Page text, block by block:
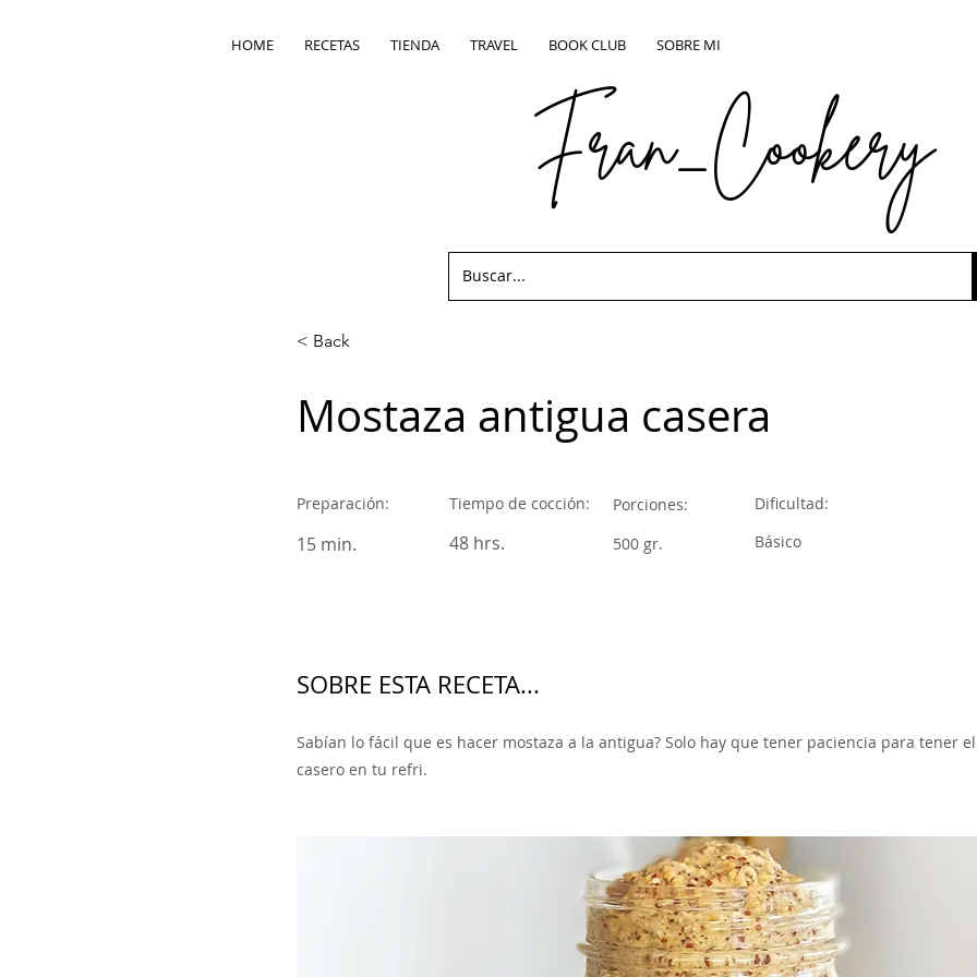
HOME RECETAS TIENDA TRAVEL BOOK CLUB SOBRE MI
Fran_Cookery
< Back
Mostaza antigua casera
Preparación:
15 min.
Tiempo de cocción:
48 hrs.
Porciones:
500 gr.
Dificultad:
Básico
SOBRE ESTA RECETA...
Sabían lo fácil que es hacer mostaza a la antigua? Solo hay que tener paciencia para tener
casero en tu refri.